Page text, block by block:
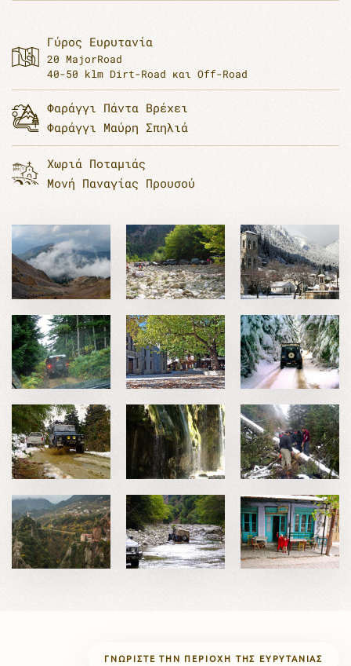
Γύρος Ευρυτανία
20 MajorRoad
40-50 klm Dirt-Road και Off-Road
Φαράγγι Πάντα Βρέχει
Φαράγγι Μαύρη Σπηλιά
Χωριά Ποταμιάς
Μονή Παναγίας Προυσού
ΓΝΩΡΊΣΤΕ ΤΗΝ ΠΕΡΙΟΧΉ ΤΗΣ ΕΥΡΥΤΑΝΊΑΣ